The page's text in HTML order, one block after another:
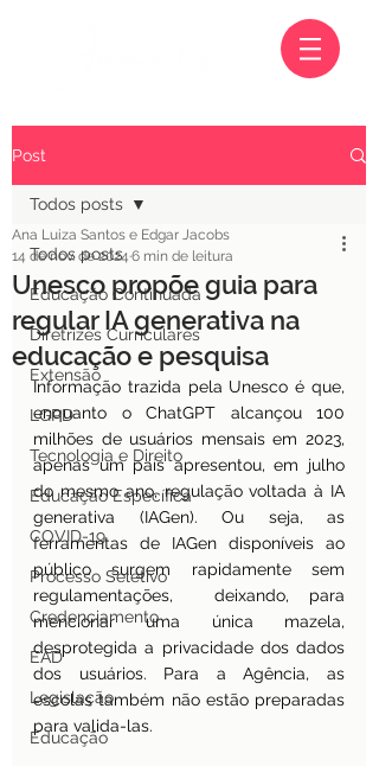
Post
Todos posts
Educação Continuada
Diretrizes Curriculares
Extensão
LGPD
Tecnologia e Direito
Educação Específica
COVID-19
Processo Seletivo
Credenciamento
EAD
Legislação
Educação
Todos posts
Unesco propõe guia para
regular IA generativa na
educação e pesquisa
Ana Luiza Santos e Edgar Jacobs
14 de nov. de 2024 6 min de leitura
Informação trazida pela Unesco é que,
enquanto o ChatGPT alcançou 100
milhões de usuários mensais em 2023,
apenas um país apresentou, em julho
do mesmo ano, regulação voltada à IA
generativa (IAGen). Ou seja, as
ferramentas de IAGen disponíveis ao
público surgem rapidamente sem
regulamentações,  deixando, para
mencionar uma única mazela,
desprotegida a privacidade dos dados
dos usuários. Para a Agência, as
escolas também não estão preparadas
para valida-las.